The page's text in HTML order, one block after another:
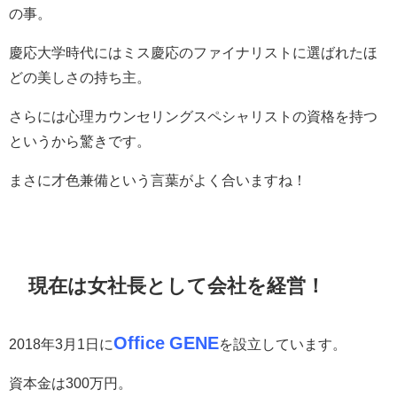
の事。
慶応大学時代にはミス慶応のファイナリストに選ばれたほ
どの美しさの持ち主。
さらには心理カウンセリングスペシャリストの資格を持つ
というから驚きです。
まさに才色兼備という言葉がよく合いますね！
現在は女社長として会社を経営！
2018年3月1日にOffice GENEを設立しています。
資本金は300万円。